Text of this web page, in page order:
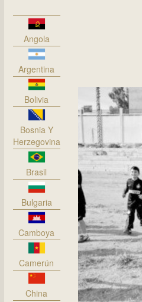
Angola
Argentina
Bolivia
Bosnia Y
Herzegovina
Brasil
Bulgaria
Camboya
Camerún
China